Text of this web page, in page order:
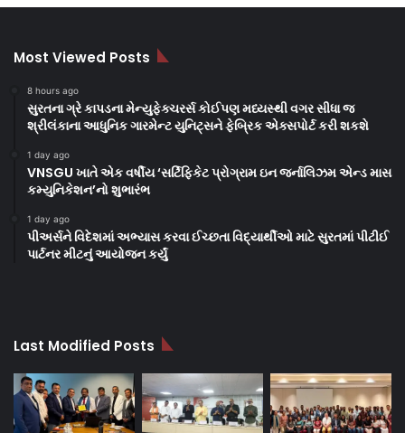
Most Viewed Posts
8 hours ago
સુરતના ગ્રે કાપડના મેન્યુફેક્ચરર્સ કોઈપણ મધ્યસ્થી વગર સીધા જ
શ્રીલંકાના આધુનિક ગારમેન્ટ યુનિટ્સને ફેબ્રિક એક્સપોર્ટ કરી શકશે
1 day ago
VNSGU ખાતે એક વર્ષીય ‘સર્ટિફિકેટ પ્રોગ્રામ ઇન જર્નાલિઝમ એન્ડ માસ
કમ્યુનિકેશન’નો શુભારંભ
1 day ago
પીઅર્સને વિદેશમાં અભ્યાસ કરવા ઈચ્છતા વિદ્યાર્થીઓ માટે સુરતમાં પીટીઈ
પાર્ટનર મીટનું આયોજન કર્યું
Last Modified Posts